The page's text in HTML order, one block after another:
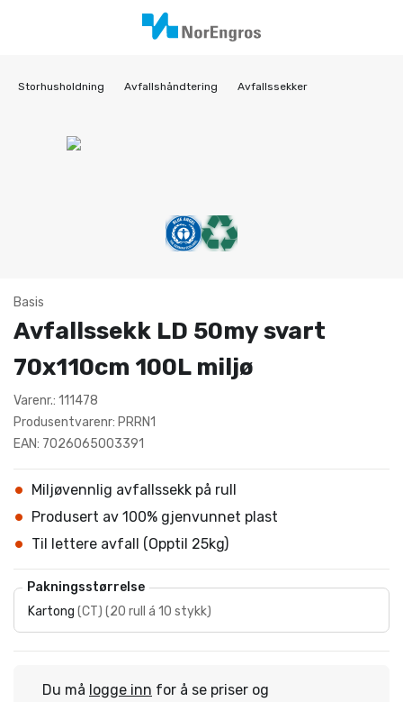
Storhusholdning Avfallshåndtering Avfallssekker
Basis
Avfallssekk LD 50my svart
70x110cm 100L miljø
Varenr.: 111478
Produsentvarenr: PRRN1
EAN: 7026065003391
Miljøvennlig avfallssekk på rull
Produsert av 100% gjenvunnet plast
Til lettere avfall (Opptil 25kg)
Pakningsstørrelse
Kartong (CT) (20 rull á 10 stykk)
Du må logge inn for å se priser og